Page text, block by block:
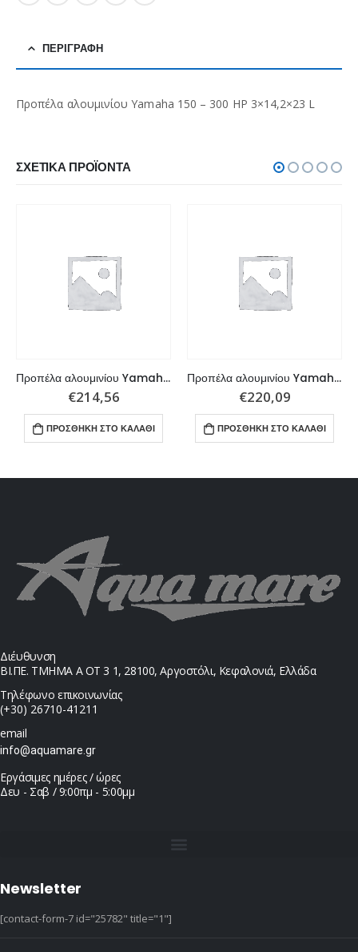
ΠΕΡΙΓΡΑΦΉ
Προπέλα αλουμινίου Yamaha 150 – 300 HP 3×14,2×23 L
ΣΧΕΤΙΚΆ ΠΡΟΪΌΝΤΑ
Προπέλα αλουμινίου Yamaha 150 – 300 HP 3×14,3×21 R
€214,56
ΠΡΟΣΘΉΚΗ ΣΤΟ ΚΑΛΆΘΙ
Προπέλα αλουμινίου Yamaha 150 – 300 HP 3x15x15 R
€220,09
ΠΡΟΣΘΉΚΗ ΣΤΟ ΚΑΛΆΘΙ
Διέυθυνση
ΒΙ.ΠΕ. ΤΜΗΜΑ Α ΟΤ 3 1, 28100, Αργοστόλι, Κεφαλονιά, Ελλάδα
Τηλέφωνο επικοινωνίας
(+30) 26710-41211
email
info@aquamare.gr
Εργάσιμες ημέρες / ώρες
Δευ - Σαβ / 9:00πμ - 5:00μμ
Newsletter
[contact-form-7 id="25782" title="1"]